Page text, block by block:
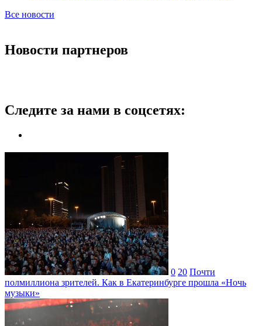
Все новости
Новости партнеров
Следите за нами в соцсетях:
0 20 Почти
полмиллиона зрителей. Как в Екатеринбурге прошла «Ночь
музыки»